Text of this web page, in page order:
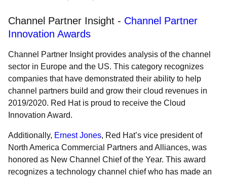
Channel Partner Insight - Channel Partner
Innovation Awards
Channel Partner Insight provides analysis of the channel
sector in Europe and the US. This category recognizes
companies that have demonstrated their ability to help
channel partners build and grow their cloud revenues in
2019/2020. Red Hat is proud to receive the Cloud
Innovation Award.
Additionally, Ernest Jones, Red Hat’s vice president of
North America Commercial Partners and Alliances, was
honored as New Channel Chief of the Year. This award
recognizes a technology channel chief who has made an